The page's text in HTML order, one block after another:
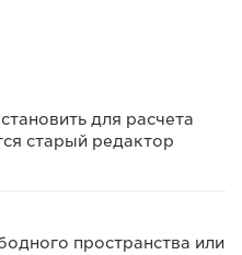
для расчета
старый редактор
пространства или